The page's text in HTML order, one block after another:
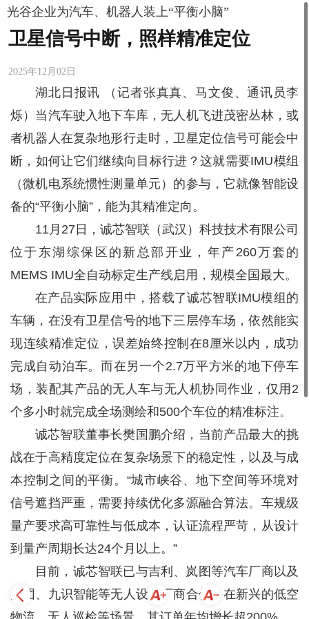
光谷企业为汽车、机器人装上“平衡小脑”
卫星信号中断，照样精准定位
2025年12月02日
湖北日报讯 （记者张真真、马文俊、通讯员李
烁）当汽车驶入地下车库，无人机飞进茂密丛林，或
者机器人在复杂地形行走时，卫星定位信号可能会中
断，如何让它们继续向目标行进？这就需要IMU模组
（微机电系统惯性测量单元）的参与，它就像智能设
备的“平衡小脑”，能为其精准定向。
11月27日，诚芯智联（武汉）科技技术有限公司
位于东湖综保区的新总部开业，年产260万套的
MEMS IMU全自动标定生产线启用，规模全国最大。
在产品实际应用中，搭载了诚芯智联IMU模组的
车辆，在没有卫星信号的地下三层停车场，依然能实
现连续精准定位，误差始终控制在8厘米以内，成功
完成自动泊车。而在另一个2.7万平方米的地下停车
场，装配其产品的无人车与无人机协同作业，仅用2
个多小时就完成全场测绘和500个车位的精准标注。
诚芯智联董事长樊国鹏介绍，当前产品最大的挑
战在于高精度定位在复杂场景下的稳定性，以及与成
本控制之间的平衡。“城市峡谷、地下空间等环境对
信号遮挡严重，需要持续优化多源融合算法。车规级
量产要求高可靠性与低成本，认证流程严苛，从设计
到量产周期长达24个月以上。”
目前，诚芯智联已与吉利、岚图等汽车厂商以及
美团、九识智能等无人设备厂商合作。在新兴的低空